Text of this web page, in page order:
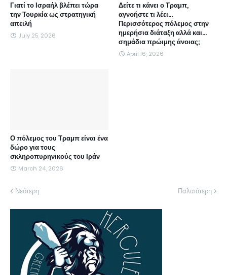
Γιατί το Ισραήλ βλέπει τώρα
την Τουρκία ως στρατηγική
απειλή
July 25, 2026
Δείτε τι κάνει ο Τραμπ,
αγνοήστε τι λέει...
Περισσότερος πόλεμος στην
ημερήσια διάταξη αλλά και...
σημάδια πρώιμης άνοιας;
April 16, 2026
Ο πόλεμος του Τραμπ είναι ένα
δώρο για τους
σκληροπυρηνικούς του Ιράν
March 24, 2026
Νεότερη Παλαιότερη